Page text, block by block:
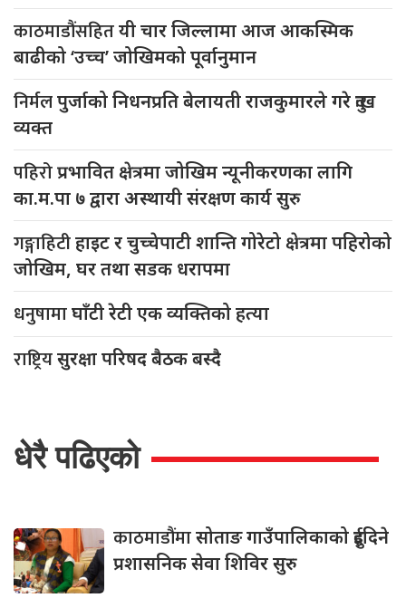
काठमाडौंसहितयी चार जिल्लामा आज आकस्मिक
बाढीको ‘उच्च’ जोखिमको पूर्वानुमान
निर्मलपुर्जाको निधनप्रति बेलायती राजकुमारले गरे दुःख
व्यक्त
पहिरोप्रभावित क्षेत्रमा जोखिम न्यूनीकरणका लागि
का.म.पा ७ द्वारा अस्थायी संरक्षण कार्य सुरु
गङ्गाहिटीहाइट र चुच्चेपाटी शान्ति गोरेटो क्षेत्रमा पहिरोको
जोखिम, घर तथा सडक धरापमा
धनुषामाघाँटी रेटी एक व्यक्तिको हत्या
राष्ट्रियसुरक्षा परिषद बैठक बस्दै
धेरै पढिएको
काठमाडौंमासोताङ गाउँपालिकाको दुईदिने
प्रशासनिक सेवा शिविर सुरु